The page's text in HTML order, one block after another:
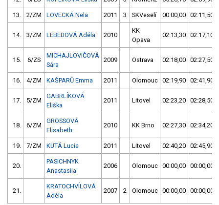
13. 2/ZM LOVECKÁ Nela 2011 3 SKVeselí 00:00,00 02:11,50
14. 3/ZM LEBEDOVÁ Adéla 2010
KK
Opava
02:13,30 02:17,10
15. 6/ZS
MICHAJLOVIČOVÁ
Sára
2009 Ostrava 02:18,00 02:27,50
16. 4/ZM KAŠPARŮ Emma 2011 Olomouc 02:19,90 02:41,90
17. 5/ZM
GABRLÍKOVÁ
Eliška
2011 Litovel 02:23,20 02:28,50
18. 6/ZM
GROSSOVÁ
Elisabeth
2010 KK Brno 02:27,30 02:34,20
19. 7/ZM KUTÁ Lucie 2011 Litovel 02:40,20 02:45,90
20.
PASICHNYK
Anastasiia
2006 Olomouc 00:00,00 00:00,00
21.
KRATOCHVÍLOVÁ
Adéla
2007 2 Olomouc 00:00,00 00:00,00